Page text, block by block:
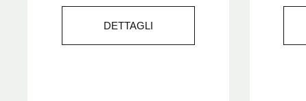
DETTAGLI